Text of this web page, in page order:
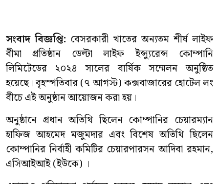
সংবাদ বিজ্ঞপ্তি: বেসরকারী খাতের অন্যতম শীর্ষ লাইফ
বীমা প্রতিষ্ঠান ডেল্টা লাইফ ইন্স্যুরেন্স কোম্পানি
লিমিটেডের ২০২৪ সালের বার্ষিক সম্মেলন অনুষ্ঠিত
হয়েছে। বৃহস্পতিবার (৭ আগস্ট) কক্সবাজারের হোটেল লং
বীচে এই অনুষ্ঠান আয়োজন করা হয়।
অনুষ্ঠানে প্রধান অতিথি ছিলেন কোম্পানির চেয়ারম্যান
হাফিজ আহমেদ মজুমদার এবং বিশেষ অতিথি ছিলেন
কোম্পানির নির্বাহী কমিটির চেয়ারপারসন আদিবা রহমান,
এসিআইআই (ইউকে) ।